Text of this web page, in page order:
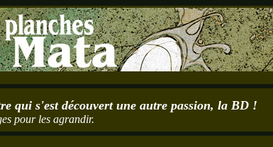
qui s'est découvert une autre passion, la BD !
pour les agrandir.